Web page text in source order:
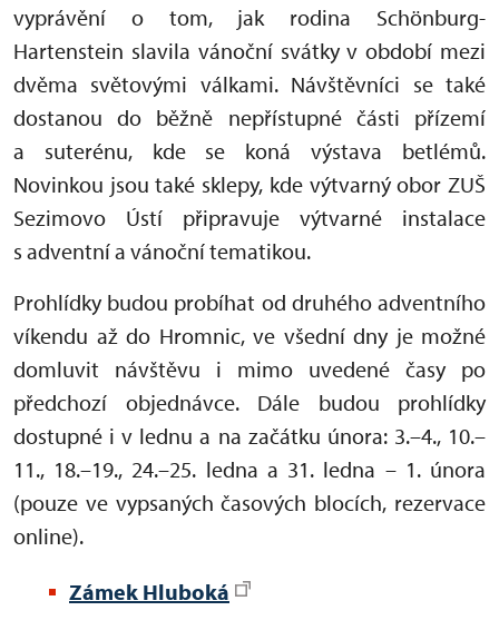
vyprávění o tom, jak rodina Schönburg-
Hartenstein slavila vánoční svátky v období mezi
dvěma světovými válkami. Návštěvníci se také
dostanou do běžně nepřístupné části přízemí
a suterénu, kde se koná výstava betlémů.
Novinkou jsou také sklepy, kde výtvarný obor ZUŠ
Sezimovo Ústí připravuje výtvarné instalace
s adventní a vánoční tematikou.
Prohlídky budou probíhat od druhého adventního
víkendu až do Hromnic, ve všední dny je možné
domluvit návštěvu i mimo uvedené časy po
předchozí objednávce. Dále budou prohlídky
dostupné i v lednu a na začátku února: 3.–4., 10.–
11., 18.–19., 24.–25. ledna a 31. ledna – 1. února
(pouze ve vypsaných časových blocích, rezervace
online).
Zámek Hluboká